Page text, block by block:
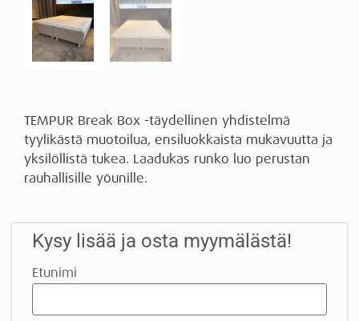
TEMPUR Break Box -täydellinen yhdistelmä
tyylikästä muotoilua, ensiluokkaista mukavuutta ja
yksilöllistä tukea. Laadukas runko luo perustan
rauhallisille yöunille.
Kysy lisää ja osta myymälästä!
Etunimi